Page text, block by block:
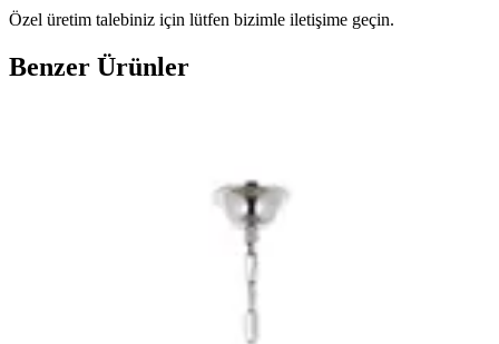
Özel üretim talebiniz için lütfen bizimle iletişime geçin.
Benzer Ürünler